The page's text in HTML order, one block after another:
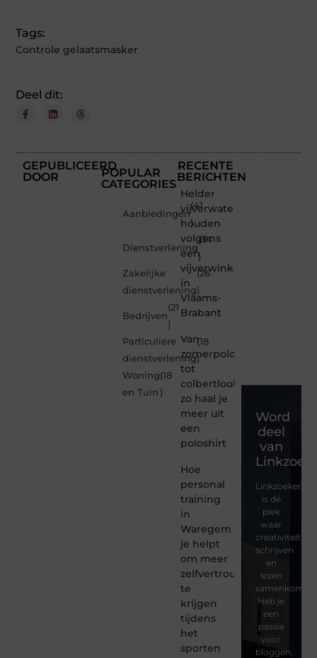
Tags:
Controle gelaatsmasker
Deel dit:
GEPUBLICEERD
DOOR
POPULAR
CATEGORIES
Aanbiedingen
(41
)
Dienstverlening
(34
)
Zakelijke
dienstverlening
(26
)
Bedrijven
(21
)
Particuliere
dienstverlening
(18
)
Woning
en Tuin
(18
)
RECENTE
BERICHTEN
Helder
vijverwater
houden
volgens
een
vijverwinkel
in
Vlaams-
Brabant
Van
zomerpolo
tot
colbertlook
zo haal je
meer uit
een
poloshirt
Hoe
personal
training
in
Waregem
je helpt
om meer
zelfvertrouwen
te
krijgen
tijdens
het
sporten
Word
deel
van
is dé
plek
waar
creativiteit,
schrijven
en
lezen
samenkomen.
Heb je
een
passie
voor
bloggen,